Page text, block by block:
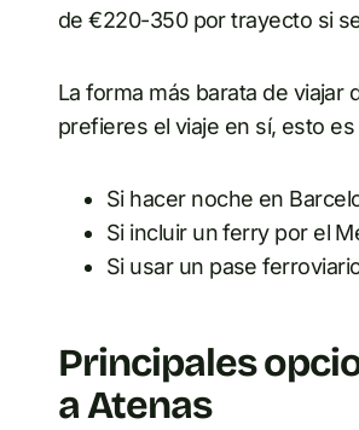
de €220-350 por trayecto si
La forma más barata de viajar
prefieres el viaje en sí, esto
Si hacer noche en
Si incluir un ferry por el
Si usar un pase
Principales
a Atenas